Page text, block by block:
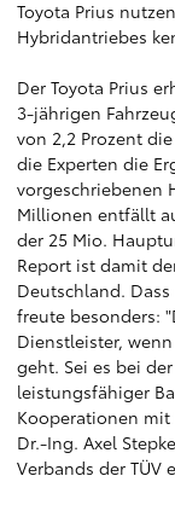
Toyota Prius
Hybridantriebes
Der Toyota Prius
3-jährigen
von 2,2 Prozent
die Experten die
vorgeschriebenen
Millionen entfällt
der 25 Mio.
Report ist damit
Deutschland.
freute besonders:
Dienstleister,
geht. Sei es bei
leistungsfähiger
Kooperationen mit
Dr.-Ing. Axel
Verbands der TÜV